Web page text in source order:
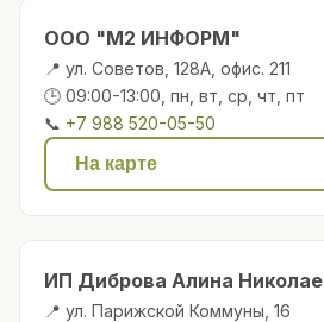
ООО "М2 ИНФОРМ"
📍 ул. Советов, 128А, офис. 211
🕒 09:00-13:00, пн, вт, ср, чт, пт
📞 +7 988 520-05-50
На карте
ИП Диброва Алина
📍 ул. Парижской Коммуны, 16